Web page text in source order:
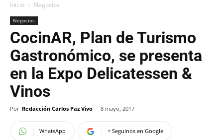
Inicio Negocios
Negocios
CocinAR, Plan de Turismo
Gastronómico, se presenta
en la Expo Delicatessen &
Vinos
Por Redacción Carlos Paz Vivo - 8 mayo, 2017
WhatsApp + Seguinos en Google